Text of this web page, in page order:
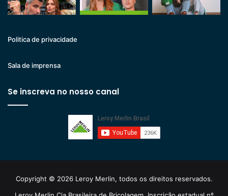
Politica de privacidade
Sala de imprensa
Se inscreva no nosso canal
Copyright © 2026 Leroy Merlin, todos os direitos reservados.